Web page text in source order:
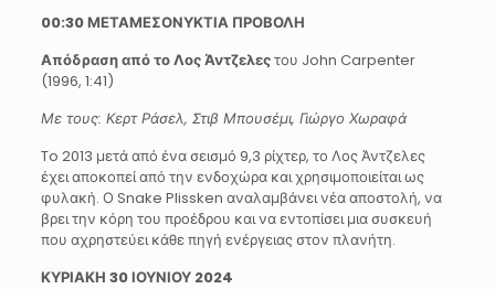
00:30 ΜΕΤΑΜΕΣΟΝΥΚΤΙΑ ΠΡΟΒΟΛΗ
Απόδραση από το Λος Άντζελεςτου John Carpenter
(1996, 1:41)
Με τους: Κερτ Ράσελ, Στιβ Μπουσέμι, Γιώργο Χωραφά
To 2013 μετά από ένα σεισμό 9,3 ρίχτερ, το Λος Άντζελες
έχει αποκοπεί από την ενδοχώρα και χρησιμοποιείται ως
φυλακή. Ο Snake Plissken αναλαμβάνει νέα αποστολή, να
βρει την κόρη του προέδρου και να εντοπίσει μια συσκευή
που αχρηστεύει κάθε πηγή ενέργειας στον πλανήτη.
ΚΥΡΙΑΚΗ 30 ΙΟΥΝΙΟΥ 2024